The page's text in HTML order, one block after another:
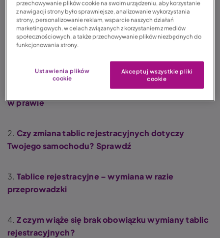
rejestracyjnych. Z tego tekstu dowiesz się, kiedy
należy to zrobić oraz w jaki sposób przeprowadzić
tego typu procedurę.
Wymiana tablic rejestracyjnych – zmiany
w prawie
2. Czy zmiana tablic rejestracyjnych dotyczy
Twojego samochodu? Sprawdź
3. Tablice rejestracyjne – wymiana w razie
przeprowadzki
4. Z czym wiąże się brak obowiązku wymiany tablic
rejestracyjnych?
przechowywanie plików cookie na swoim urządzeniu, aby korzystanie
z nawigacji strony było sprawniejsze, analizowanie wykorzystania
strony, personalizowanie reklam, wsparcie naszych działań
marketingowych, w celach związanych z korzystaniem z mediów
społecznościowych, a także przechowywanie plików niezbędnych do
funkcjonowania strony.
Ustawienia plików
cookie
Akceptuj wszystkie pliki
cookie